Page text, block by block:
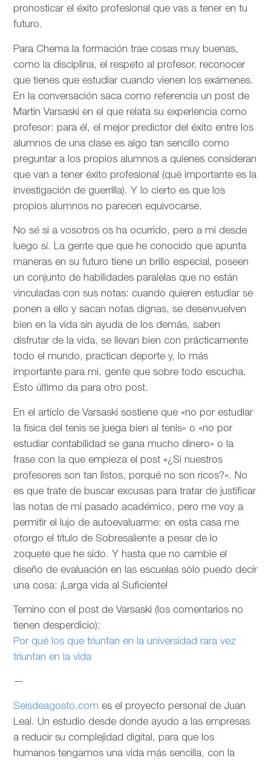
pronosticar el éxito profesional que vas a tener en tu
futuro.
Para Chema la formación trae cosas muy buenas,
como la disciplina, el respeto al profesor, reconocer
que tienes que estudiar cuando vienen los exámenes.
En la conversación saca como referencia un post de
Martin Varsaski en el que relata su experiencia como
profesor: para él, el mejor predictor del éxito entre los
alumnos de una clase es algo tan sencillo como
preguntar a los propios alumnos a quienes consideran
que van a tener éxito profesional (qué importante es la
investigación de guerrilla). Y lo cierto es que los
propios alumnos no parecen equivocarse.
No sé si a vosotros os ha ocurrido, pero a mi desde
luego sí. La gente que que he conocido que apunta
maneras en su futuro tiene un brillo especial, poseen
un conjunto de habilidades paralelas que no están
vinculadas con sus notas: cuando quieren estudiar se
ponen a ello y sacan notas dignas, se desenvuelven
bien en la vida sin ayuda de los demás, saben
disfrutar de la vida, se llevan bien con prácticamente
todo el mundo, practican deporte y, lo más
importante para mi, gente que sobre todo escucha.
Esto último da para otro post.
En el artíclo deVarsaski sostiene que «no por estudiar
la física del tenis se juega bien al tenis» o «no por
estudiar contabilidad se gana mucho dinero» o la
frase con la que empieza el post «¿Si nuestros
profesores son tan listos, porqué no son ricos?». No
es que trate de buscar excusas para tratar de justificar
las notas de mi pasado académico, pero me voy a
permitir el lujo de autoevaluarme: en esta casa me
otorgo el título de Sobresaliente a pesar de lo
zoquete que he sido. Y hasta que no cambie el
diseño de evaluación en las escuelas sólo puedo decir
una cosa: ¡Larga vida al Suficiente!
Temino con el post de Varsaski (los comentarios no
tienen desperdicio):
Por qué los que triunfan en la universidad rara vez
triunfan en la vida
—
Seisdeagosto.com es el proyecto personal de Juan
Leal. Un estudio desde donde ayudo a las empresas
a reducir su complejidad digital, para que los
humanos tengamos una vida más sencilla, con la